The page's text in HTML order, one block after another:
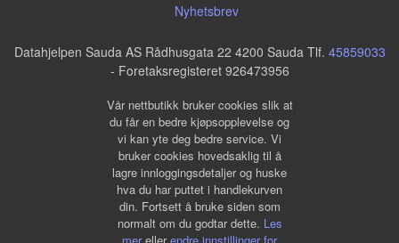
Nyhetsbrev
Datahjelpen Sauda AS Rådhusgata 22 4200 Sauda Tlf. 45859033
- Foretaksregisteret 926473956
Vår nettbutikk bruker cookies slik at
du får en bedre kjøpsopplevelse og
vi kan yte deg bedre service. Vi
bruker cookies hovedsaklig til å
lagre innloggingsdetaljer og huske
hva du har puttet i handlekurven
din. Fortsett å bruke siden som
normalt om du godtar dette. Les